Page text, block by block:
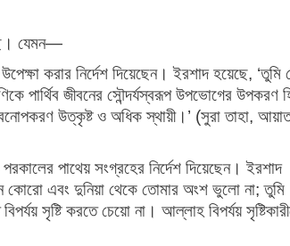
যেমন—
করার নির্দেশ দিয়েছেন। ইরশাদ হয়েছে, ‘তুমি
পার্থিব জীবনের সৌন্দর্যস্বরূপ উপভোগের উপকরণ
উত্কৃষ্ট ও অধিক স্থায়ী।’ (সুরা তাহা,
পাথেয় সংগ্রহের নির্দেশ দিয়েছেন। ইরশাদ
কোরো এবং দুনিয়া থেকে তোমার অংশ ভুলো না; তুমি
সৃষ্টি করতে চেয়ো না। আল্লাহ বিপর্যয়